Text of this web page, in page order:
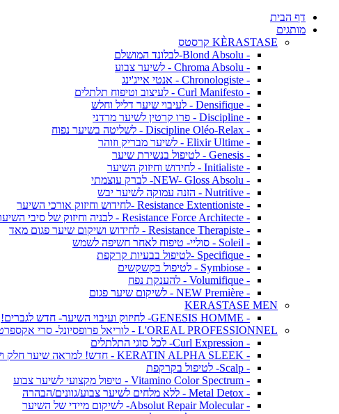
דף הבית
מותגים
KÈRASTASE קרסטס
- Blond Absolu-לבלונד המושלם
- Chroma Absolu - לשיער צבוע
- Chronologiste - אנטי אייג'ינג
- Curl Manifesto - לעיצוב וטיפוח תלתלים
- Densifique - לעיבוי שיער דליל וחלש
- Discipline - פרו קרטין לשיער מרדני
- Discipline Oléo-Relax - לשליטה בשיער נפוח
- Elixir Ultime - לשיער מבריק וזוהר
- Genesis - לטיפול בנשירת שיער
- Initialiste - לחידוש וחיזוק השיער
- NEW- Gloss Absolu- לברק עוצמתי
- Nutritive - הזנה עמוקה לשיער יבש
- Resistance Extentioniste -לחידוש וחיזוק אורכי השיער
- Resistance Force Architecte - לבניה וחיזוק של סיבי השיער
- Resistance Therapiste - לחידוש ושיקום שיער פגום מאד
- Soleil - סוליי- טיפוח לאחר חשיפה לשמש
- Specifique -לטיפול בבעיות קרקפת
- Symbiose - לטיפול בקשקשים
- Volumifique - להענקת נפח
- NEW Première - לשיקום שיער פגום
KERASTASE MEN
- GENESIS HOMME- לחיזוק ועיבוי השיער- חדש לגברים!
L'OREAL PROFESSIONNEL - לוריאל פרופסיונל- סרי אקספרט
- Curl Expression- לכל סוגי התלתלים
- KERATIN ALPHA SLEEK - חדש! למראה שיער חלק ושליטה בנפח בלתי רצוי
- Scalp- לטיפול בקרקפת
- Vitamino Color Spectrum - טיפול מקצועי לשיער צבוע
- Metal Detox - ללא מלחים לשיער צבוע/גוונים/הבהרה
- Absolut Repair Molecular- לשיקום מיידי של השיער